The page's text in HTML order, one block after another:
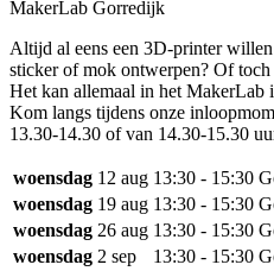
MakerLab Gorredijk
Altijd al eens een 3D-printer
sticker of mok ontwerpen? Of toch
Het kan allemaal in het
Kom langs tijdens onze
13.30-14.30 of van 14.30-15.30
woensdag 12 aug 13:30 - 15:30
woensdag 19 aug 13:30 - 15:30
woensdag 26 aug 13:30 - 15:30
woensdag 2 sep 13:30 - 15:30